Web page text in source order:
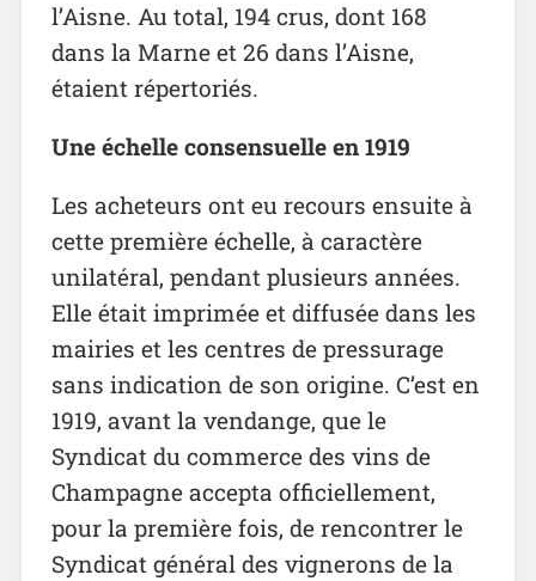
l’Aisne. Au total, 194 crus, dont 168
dans la Marne et 26 dans l’Aisne,
étaient répertoriés.
Une échelle consensuelle en 1919
Les acheteurs ont eu recours ensuite à
cette première échelle, à caractère
unilatéral, pendant plusieurs années.
Elle était imprimée et diffusée dans les
mairies et les centres de pressurage
sans indication de son origine. C’est en
1919, avant la vendange, que le
Syndicat du commerce des vins de
Champagne accepta officiellement,
pour la première fois, de rencontrer le
Syndicat général des vignerons de la